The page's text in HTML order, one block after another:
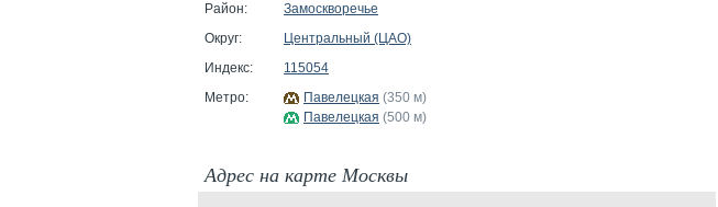
Район:
Замоскворечье
Округ:
Центральный (ЦАО)
Индекс:
115054
Метро:
Павелецкая (350 м)
Павелецкая (500 м)
Адрес на карте Москвы